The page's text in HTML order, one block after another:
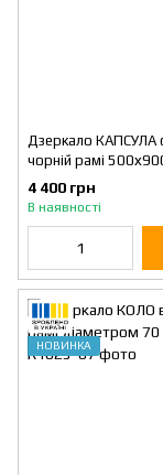
Дзеркало КАПСУЛА
чорній рамі
4 400 грн
В наявності
НОВИНКА